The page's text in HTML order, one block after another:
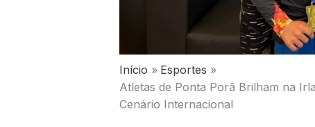
Início
Esportes
Atletas de Ponta Porã Brilham na
Cenário Internacional